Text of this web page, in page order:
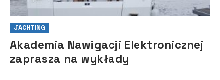
JACHTING
Akademia Nawigacji Elektronicznej
zaprasza na wykłady